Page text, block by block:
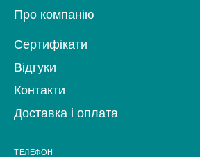
Про компанію
Сертифікати
Відгуки
Контакти
Доставка і оплата
ТЕЛЕФОН